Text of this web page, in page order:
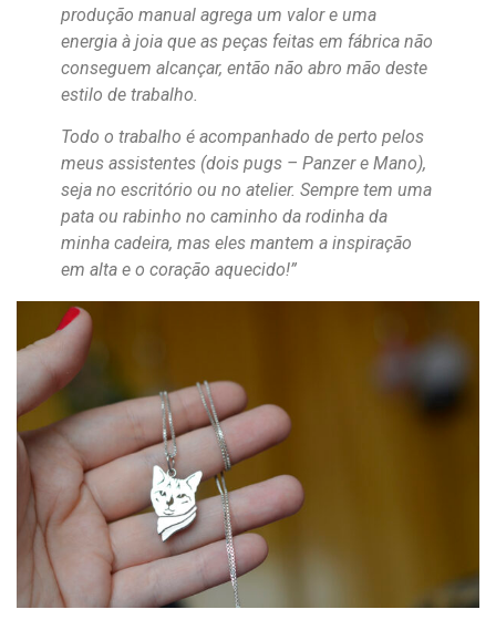
produção manual agrega um valor e uma
energia à joia que as peças feitas em fábrica não
conseguem alcançar, então não abro mão deste
estilo de trabalho.
Todo o trabalho é acompanhado de perto pelos
meus assistentes (dois pugs – Panzer e Mano),
seja no escritório ou no atelier. Sempre tem uma
pata ou rabinho no caminho da rodinha da
minha cadeira, mas eles mantem a inspiração
em alta e o coração aquecido!”